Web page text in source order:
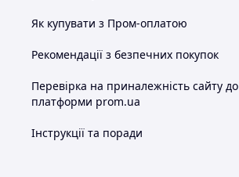
Як купувати з Пром-оплатою
Рекомендації з безпечних покупок
Перевірка на приналежність сайту до
платформи prom.ua
Інструкції та поради